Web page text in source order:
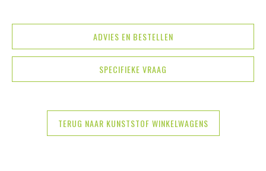
ADVIES EN BESTELLEN
SPECIFIEKE VRAAG
TERUG NAAR KUNSTSTOF WINKELWAGENS